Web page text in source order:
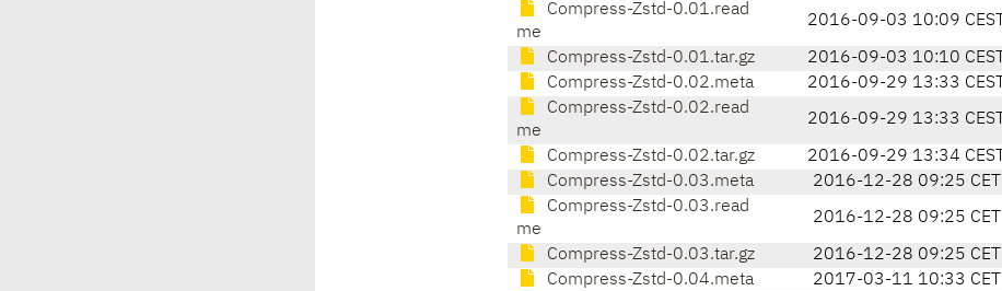
Compress-Zstd-0.01.read
me
2016-09-03 10:09 CEST
Compress-Zstd-0.01.tar.gz 2016-09-03 10:10 CEST
Compress-Zstd-0.02.meta
2016-09-29 13:33 CEST
Compress-Zstd-0.02.read
me
2016-09-29 13:33 CEST
Compress-Zstd-0.02.tar.gz 2016-09-29 13:34 CEST
Compress-Zstd-0.03.meta
2016-12-28 09:25 CET
Compress-Zstd-0.03.read
me
2016-12-28 09:25 CET
Compress-Zstd-0.03.tar.gz 2016-12-28 09:25 CET
Compress-Zstd-0.04.meta
2017-03-11 10:33 CET